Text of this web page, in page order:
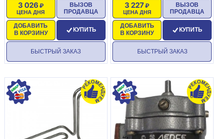
ЦЕНА ДНЯ
3 026
ДОБАВИТЬ
В КОРЗИНУ
ВЫЗОВ
ПРОДАВЦА
КУПИТЬ
БЫСТРЫЙ ЗАКАЗ
ЦЕНА ДНЯ
3 227
ДОБАВИТЬ
В КОРЗИНУ
ВЫЗОВ
ПРОДАВЦА
КУПИТЬ
БЫСТРЫЙ ЗАКАЗ